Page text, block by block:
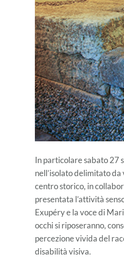
In particolare sabato 27
nell’isolato delimitato
centro storico, in
presentata l’attività
Exupéry e la voce di
occhi si riposeranno,
percezione vivida del
disabilità visiva.